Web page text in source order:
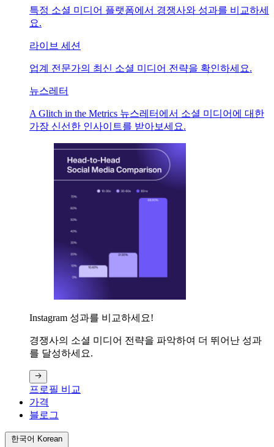
특정 소셜 미디어 플랫폼에서 경쟁사와 성과를 비교하세
요.
라이브 세션
업계 전문가의 최신 소셜 미디어 전략을 확인하세요.
뉴스레터
A Glitch in the Metrics 뉴스레터에서 소셜 미디어에 대한
가장 신선한 인사이트를 받아보세요.
Instagram 성과를 비교하세요!
경쟁사의 소셜 미디어 전략을 파악하여 더 뛰어난 성과
를 달성하세요.
프로필 비교
가격
블로그